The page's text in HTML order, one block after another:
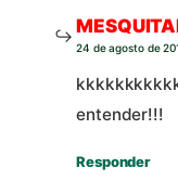
24 de agosto de
entender!!!
Responder